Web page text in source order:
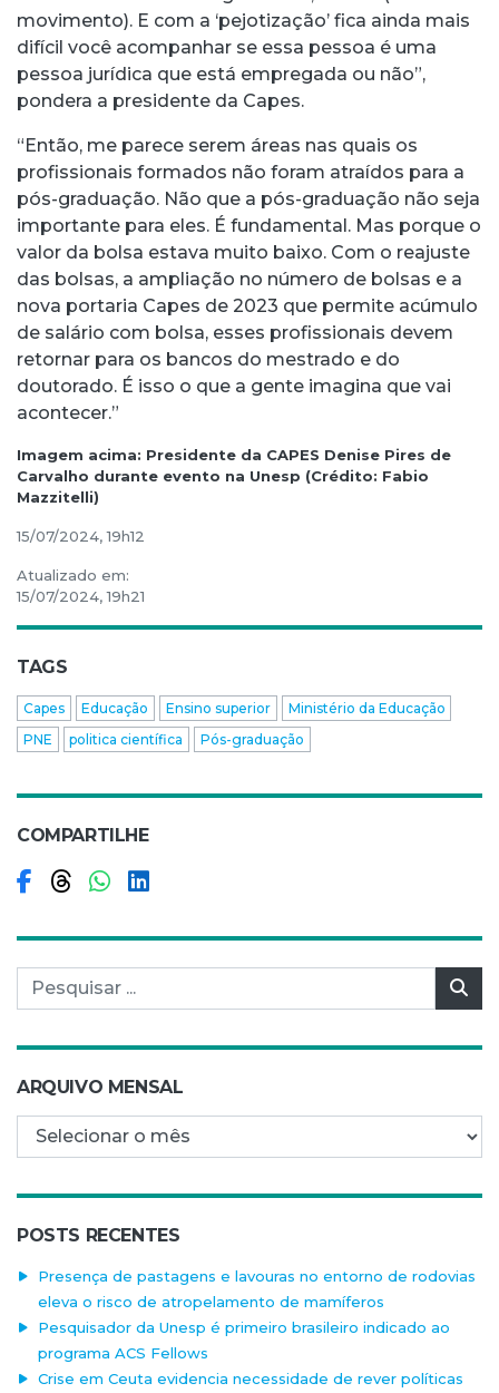
movimento). E com a ‘pejotização’ fica ainda mais
difícil você acompanhar se essa pessoa é uma
pessoa jurídica que está empregada ou não”,
pondera a presidente da Capes.
“Então, me parece serem áreas nas quais os
profissionais formados não foram atraídos para a
pós-graduação. Não que a pós-graduação não seja
importante para eles. É fundamental. Mas porque o
valor da bolsa estava muito baixo. Com o reajuste
das bolsas, a ampliação no número de bolsas e a
nova portaria Capes de 2023 que permite acúmulo
de salário com bolsa, esses profissionais devem
retornar para os bancos do mestrado e do
doutorado. É isso o que a gente imagina que vai
acontecer.”
Imagem acima: Presidente da CAPES Denise Pires de
Carvalho durante evento na Unesp (Crédito: Fabio
Mazzitelli)
15/07/2024, 19h12
Atualizado em:
15/07/2024, 19h21
TAGS
Capes Educação Ensino superior
Ministério da Educação
PNE
politica científica Pós-graduação
COMPARTILHE
Compartilhar no Facebook
Compartilhar no Threads
Compartilhar no WhatsApp
Compartilhar no LinkedIn
Pesquisar por:
ARQUIVO MENSAL
Arquivo mensal
POSTS RECENTES
Presença de pastagens e lavouras no entorno de rodovias
eleva o risco de atropelamento de mamíferos
Pesquisador da Unesp é primeiro brasileiro indicado ao
programa ACS Fellows
Crise em Ceuta evidencia necessidade de rever políticas